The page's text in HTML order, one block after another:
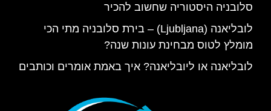
סלובניה היסטוריה שחשוב להכיר
לובליאנה (Ljubljana) – בירת סלובניה מתי הכי
מומלץ לטוס מבחינת עונות שנה?
לובליאנה או ליובליאנה? איך באמת אומרים וכותבים